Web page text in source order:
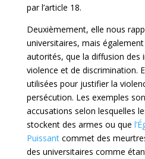
par l’article 18.
Deuxièmement, elle nous
universitaires, mais
autorités, que la diffusion des
violence et de discrimination.
utilisées pour justifier la
persécution. Les exemples
accusations selon lesquelles
stockent des armes ou que
Puissantcommet des
des universitaires comme